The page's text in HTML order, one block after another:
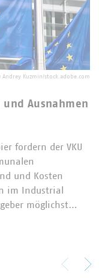
Andrey Kuzmin/stock.adobe.com
Ausnahmen
fordern der VKU
und Kosten
im Industrial
möglichst…